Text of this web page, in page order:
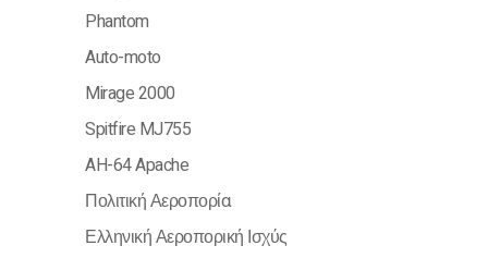
Phantom
Auto-moto
Mirage 2000
Spitfire MJ755
AH-64 Apache
Πολιτική Αεροπορία
Ελληνική Αεροπορική Ισχύς